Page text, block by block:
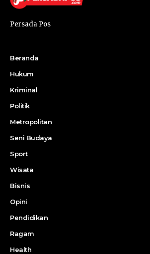
Persada Pos
Beranda
Hukum
Kriminal
Politik
Metropolitan
Seni Budaya
Sport
Wisata
Bisnis
Opini
Pendidikan
Ragam
Health